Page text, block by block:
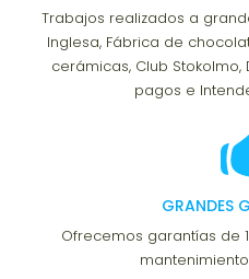
Trabajos realizados a
Inglesa, Fábrica de
cerámicas, Club Stokolmo,
pagos e
GRANDES
Ofrecemos garantías de